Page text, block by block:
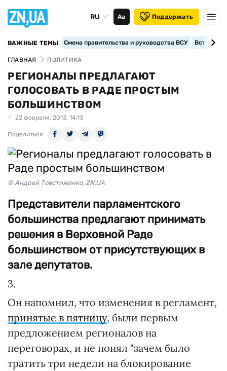
RU Аа Поддержать
ВАЖНЫЕ ТЕМЫ Смена правительства и руководства ВСУ
ГЛАВНАЯ ПОЛИТИКА
РЕГИОНАЛЫ ПРЕДЛАГАЮТ
ГОЛОСОВАТЬ В РАДЕ ПРОСТЫМ
БОЛЬШИНСТВОМ
22 февраля, 2013, 14:13
Поделиться
© Андрей Товстиженко, ZN.UA
Представители парламентского
большинства предлагают принимать
решения в Верховной Раде
большинством от присутствующих в
зале депутатов.
3.
Он напомнил, что изменения в регламент,
принятые в пятницу, были первым
предложением регионалов на
переговорах, и не понял "зачем было
тратить три недели на блокирование